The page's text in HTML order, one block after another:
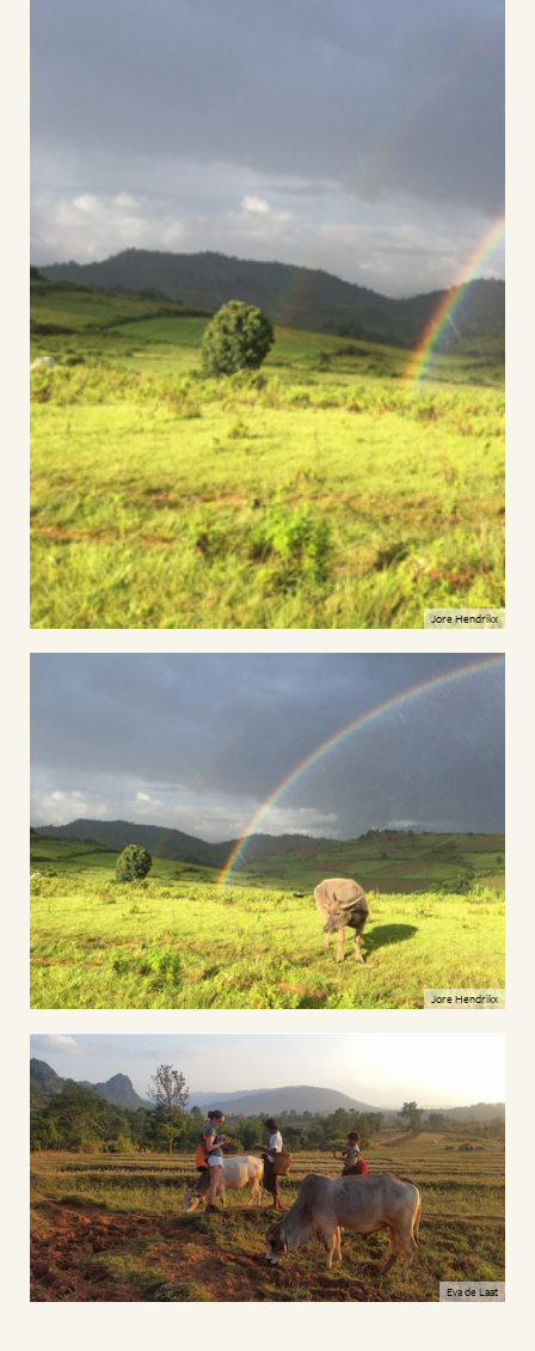
Jore Hendrikx
Jore Hendrikx
Eva de Laat